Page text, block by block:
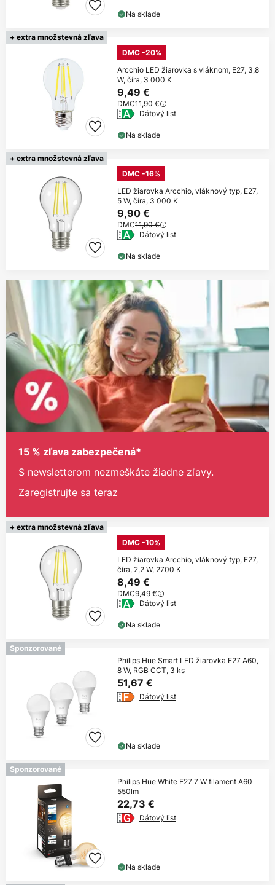
Na sklade
+ extra množstevná zľava
DMC -20%
Arcchio LED žiarovka s vláknom, E27, 3,8
W, číra, 3 000 K
9,49 €
DMC11,90 €
Dátový list
Na sklade
+ extra množstevná zľava
DMC -16%
LED žiarovka Arcchio, vláknový typ, E27,
5 W, číra, 3 000 K
9,90 €
DMC11,90 €
Dátový list
Na sklade
15 % zľava zabezpečená*
S newsletterom nezmeškáte žiadne zľavy.
Zaregistrujte sa teraz
+ extra množstevná zľava
DMC -10%
LED žiarovka Arcchio, vláknový typ, E27,
číra, 2,2 W, 2700 K
8,49 €
DMC9,49 €
Dátový list
Na sklade
Sponzorované
Philips Hue Smart LED žiarovka E27 A60,
8 W, RGB CCT, 3 ks
51,67 €
Dátový list
Na sklade
Sponzorované
Philips Hue White E27 7 W filament A60
550lm
22,73 €
Dátový list
Na sklade